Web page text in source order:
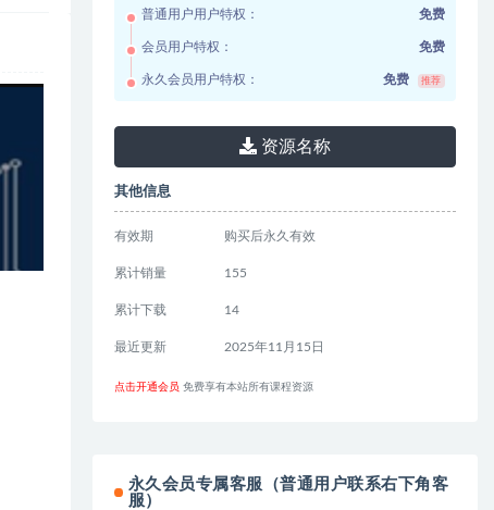
普通用户用户特权： 免费
会员用户特权： 免费
永久会员用户特权： 免费 推荐
资源名称
其他信息
有效期 购买后永久有效
累计销量 155
累计下载 14
最近更新 2025年11月15日
点击开通会员 免费享有本站所有课程资源
永久会员专属客服（普通用户联系右下角客
服）